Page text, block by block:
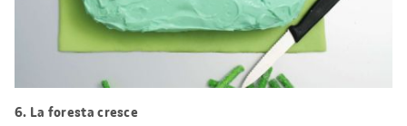
6. La foresta cresce